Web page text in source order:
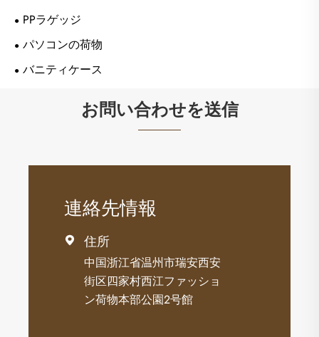
PPラゲッジ
パソコンの荷物
バニティケース
お問い合わせを送信
連絡先情報
 住所
中国浙江省温州市瑞安西安
街区四家村西江ファッショ
ン荷物本部公園2号館